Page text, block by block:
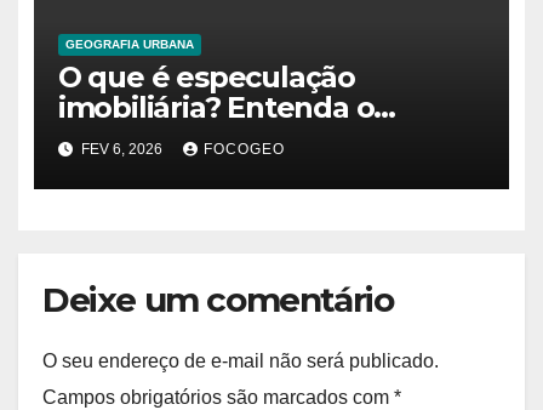
GEOGRAFIA URBANA
O que é especulação
imobiliária? Entenda o
conceito, impactos e debates
contemporâneos
FEV 6, 2026 FOCOGEO
Deixe um comentário
O seu endereço de e-mail não será publicado.
Campos obrigatórios são marcados com *